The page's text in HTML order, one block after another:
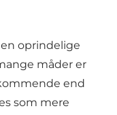
oprindelige
måder er
end
som mere